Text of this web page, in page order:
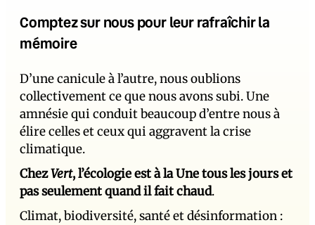
Comptez sur nous pour leur rafraîchir la
mémoire
D’une canicule à l’autre, nous oublions
collectivement ce que nous avons subi. Une
amnésie qui conduit beaucoup d’entre nous à
élire celles et ceux qui aggravent la crise
climatique.
ChezVert, l’écologie est à la Une tous les jours et
pas seulement quand il fait chaud.
Climat, biodiversité, santé et désinformation :